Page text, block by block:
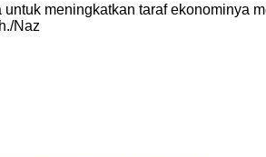
meningkatkan taraf
Naz